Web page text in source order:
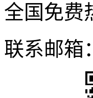
全国免费
联系邮箱